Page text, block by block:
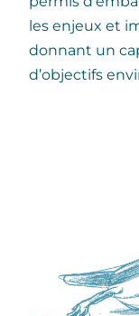
les enjeux et
donnant un
d’objectifs